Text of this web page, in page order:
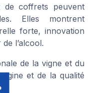
coffrets peuvent
Elles montrent
forte, innovation
l’alcool.
de la vigne et du
et de la qualité